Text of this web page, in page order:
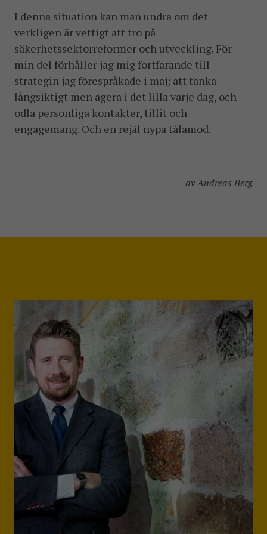
I denna situation kan man undra om det
verkligen är vettigt att tro på
säkerhetssektorreformer och utveckling. För
min del förhåller jag mig fortfarande till
strategin jag förespråkade i maj; att tänka
långsiktigt men agera i det lilla varje dag, och
odla personliga kontakter, tillit och
engagemang. Och en rejäl nypa tålamod.
av Andreas Berg